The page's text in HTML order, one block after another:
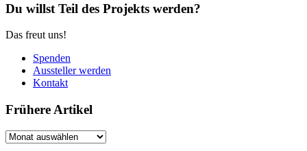
Du willst Teil des Projekts werden?
Das freut uns!
Spenden
Aussteller werden
Kontakt
Frühere Artikel
Frühere